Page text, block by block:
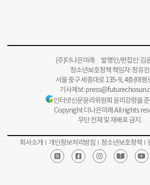
(주)더나은미래 발행인/편집인: 김
청소년보호정책 책임자: 정유진
서울 중구 세종대로 135-9, 4층(태평
기사제보:
인터넷신문윤리위원회 윤리강령을
Copyright 더나은미래 All rights
무단 전재 및 재배포 금지.
회사소개 개인정보처리방침 청소년보호정책